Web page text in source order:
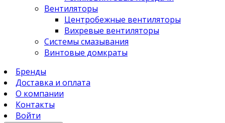
Вентиляторы
Центробежные вентиляторы
Вихревые вентиляторы
Системы смазывания
Винтовые домкраты
Бренды
Доставка и оплата
О компании
Контакты
Войти